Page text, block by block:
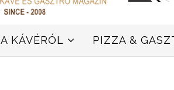
A KÁVÉRÓL PIZZA &